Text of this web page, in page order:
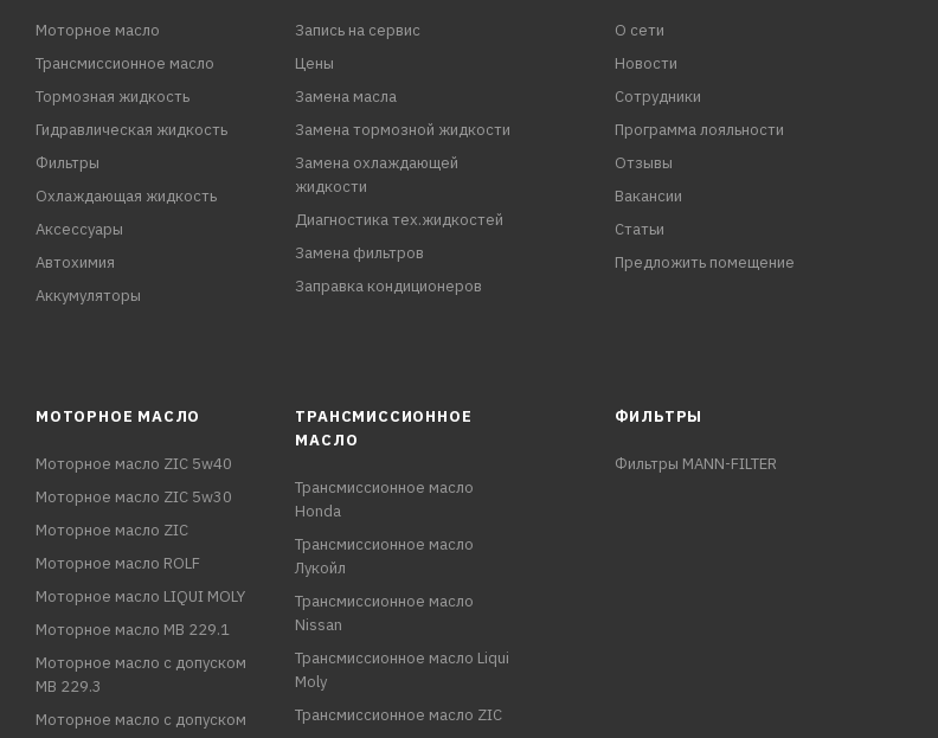
Моторное масло
Трансмиссионное масло
Тормозная жидкость
Гидравлическая жидкость
Фильтры
Охлаждающая жидкость
Аксессуары
Автохимия
Аккумуляторы
Запись на сервис
Цены
Замена масла
Замена тормозной жидкости
Замена охлаждающей
жидкости
Диагностика тех.жидкостей
Замена фильтров
Заправка кондиционеров
О сети
Новости
Сотрудники
Программа лояльности
Отзывы
Вакансии
Статьи
Предложить помещение
МОТОРНОЕ МАСЛО
Моторное масло ZIC 5w40
Моторное масло ZIC 5w30
Моторное масло ZIC
Моторное масло ROLF
Моторное масло LIQUI MOLY
Моторное масло MB 229.1
Моторное масло с допуском
MB 229.3
Моторное масло с допуском
ТРАНСМИССИОННОЕ
МАСЛО
Трансмиссионное масло
Honda
Трансмиссионное масло
Лукойл
Трансмиссионное масло
Nissan
Трансмиссионное масло Liqui
Moly
Трансмиссионное масло ZIC
ФИЛЬТРЫ
Фильтры MANN-FILTER